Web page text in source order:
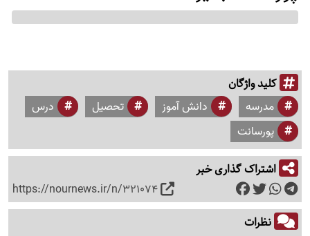
کلید واژگان
مدرسه دانش آموز تحصیل
درس
پورسانت
اشتراک گذاری خبر
https://nournews.ir/n/321074
نظرات